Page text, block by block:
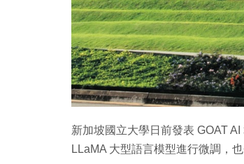
新加坡國立大學日前發表 GOAT
LLaMA 大型語言模型進行微調，